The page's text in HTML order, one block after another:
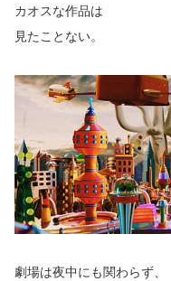
カオスな作品は
見たことない。
劇場は夜中にも関わらず、